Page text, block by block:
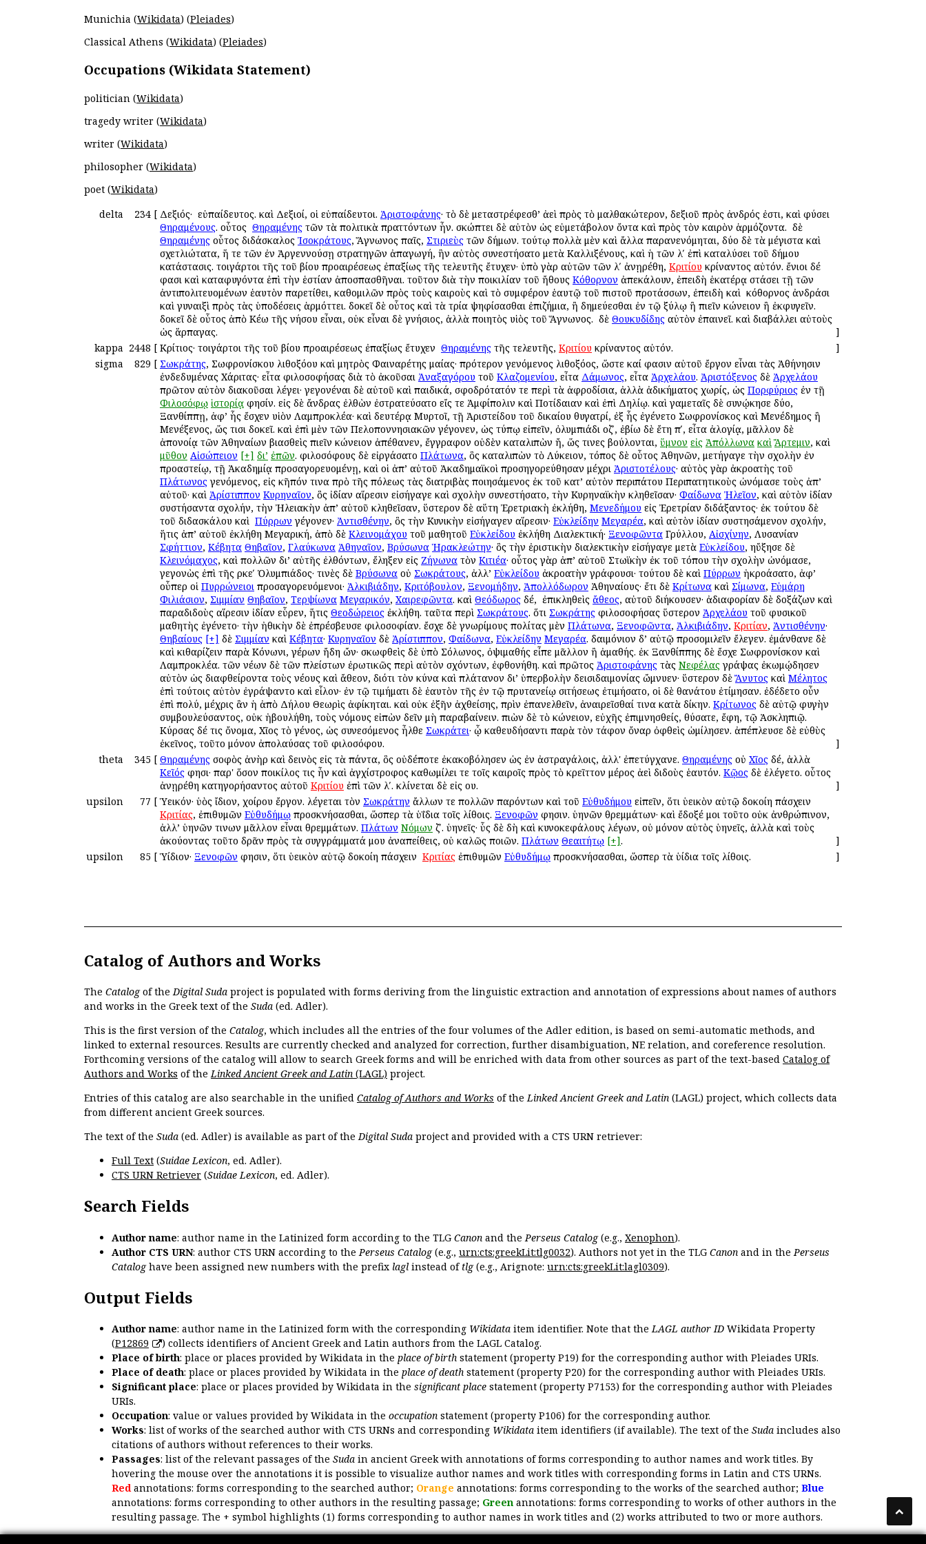
Munichia (Wikidata) (Pleiades)
Classical Athens (Wikidata) (Pleiades)
Occupations (Wikidata Statement)
politician (Wikidata)
tragedy writer (Wikidata)
writer (Wikidata)
philosopher (Wikidata)
poet (Wikidata)
delta
234 [ Δεξιός· ὁ εὐπαίδευτος. καὶ Δεξιοί, οἱ εὐπαίδευτοι. Ἀριστοφάνης· τὸ δὲ μεταστρέφεσθ’ ἀεὶ πρὸς τὸ μαλθακώτερον, δεξιοῦ πρὸς ἀνδρός ἐστι, καὶ φύσει
Θηραμένους. οὗτος ὁ Θηραμένης τῶν τὰ πολιτικὰ πραττόντων ἦν. σκώπτει δὲ αὐτὸν ὡς εὐμετάβολον ὄντα καὶ πρὸς τὸν καιρὸν ἁρμόζοντα. ὁ δὲ
Θηραμένης οὗτος διδάσκαλος Ἰσοκράτους, Ἅγνωνος παῖς, Στιριεὺς τῶν δήμων. τούτῳ πολλὰ μὲν καὶ ἄλλα παρανενόμηται, δύο δὲ τὰ μέγιστα καὶ
σχετλιώτατα, ἥ τε τῶν ἐν Ἀργεννούσῃ στρατηγῶν ἀπαγωγή, ἣν αὐτὸς συνεστήσατο μετὰ Καλλιξένους, καὶ ἡ τῶν λʹ ἐπὶ καταλύσει τοῦ δήμου
κατάστασις. τοιγάρτοι τῆς τοῦ βίου προαιρέσεως ἐπαξίως τῆς τελευτῆς ἔτυχεν· ὑπὸ γὰρ αὐτῶν τῶν λʹ ἀνῃρέθη, Κριτίου κρίναντος αὐτόν. ἔνιοι δέ
φασι καὶ καταφυγόντα ἐπὶ τὴν ἑστίαν ἀποσπασθῆναι. τοῦτον διὰ τὴν ποικιλίαν τοῦ ἤθους Κόθορνον ἀπεκάλουν, ἐπειδὴ ἑκατέρᾳ στάσει τῇ τῶν
ἀντιπολιτευομένων ἑαυτὸν παρετίθει, καθομιλῶν πρὸς τοὺς καιροὺς καὶ τὸ συμφέρον ἑαυτῷ τοῦ πιστοῦ προτάσσων, ἐπειδὴ καὶ ὁ κόθορνος ἀνδράσι
καὶ γυναιξὶ πρὸς τὰς ὑποδέσεις ἁρμόττει. δοκεῖ δὲ οὗτος καὶ τὰ τρία ψηφίσασθαι ἐπιζήμια, ἢ δημεύεσθαι ἐν τῷ ξύλῳ ἢ πιεῖν κώνειον ἢ ἐκφυγεῖν.
δοκεῖ δὲ οὗτος ἀπὸ Κέω τῆς νήσου εἶναι, οὐκ εἶναι δὲ γνήσιος, ἀλλὰ ποιητὸς υἱὸς τοῦ Ἅγνωνος. ὁ δὲ Θουκυδίδης αὐτὸν ἐπαινεῖ. καὶ διαβάλλει αὐτοὺς
ὡς ἅρπαγας.
]
kappa 2448 [ Κρίτιος· τοιγάρτοι τῆς τοῦ βίου προαιρέσεως ἐπαξίως ἔτυχεν ὁ Θηραμένης τῆς τελευτῆς, Κριτίου κρίναντος αὐτόν.
]
sigma
829 [ Σωκράτης, Σωφρονίσκου λιθοξόου καὶ μητρὸς Φαιναρέτης μαίας· πρότερον γενόμενος λιθοξόος, ὥστε καί φασιν αὐτοῦ ἔργον εἶναι τὰς Ἀθήνησιν
ἐνδεδυμένας Χάριτας· εἶτα φιλοσοφήσας διὰ τὸ ἀκοῦσαι Ἀναξαγόρου τοῦ Κλαζομενίου, εἶτα Δάμωνος, εἶτα Ἀρχελάου. Ἀριστόξενος δὲ Ἀρχελάου
πρῶτον αὐτὸν διακοῦσαι λέγει· γεγονέναι δὲ αὐτοῦ καὶ παιδικά, σφοδρότατόν τε περὶ τὰ ἀφροδίσια, ἀλλὰ ἀδικήματος χωρίς, ὡς Πορφύριος ἐν τῇ
Φιλοσόφῳ ἱστορίᾳ φησίν. εἰς δὲ ἄνδρας ἐλθὼν ἐστρατεύσατο εἴς τε Ἀμφίπολιν καὶ Ποτίδαιαν καὶ ἐπὶ Δηλίῳ. καὶ γαμεταῖς δὲ συνῴκησε δύο,
Ξανθίππῃ, ἀφ’ ἧς ἔσχεν υἱὸν Λαμπροκλέα· καὶ δευτέρᾳ Μυρτοῖ, τῇ Ἀριστείδου τοῦ δικαίου θυγατρί, ἐξ ἧς ἐγένετο Σωφρονίσκος καὶ Μενέδημος ἢ
Μενέξενος, ὥς τισι δοκεῖ. καὶ ἐπὶ μὲν τῶν Πελοποννησιακῶν γέγονεν, ὡς τύπῳ εἰπεῖν, ὀλυμπιάδι οζʹ, ἐβίω δὲ ἔτη πʹ, εἶτα ἀλογίᾳ, μᾶλλον δὲ
ἀπονοίᾳ τῶν Ἀθηναίων βιασθεὶς πιεῖν κώνειον ἀπέθανεν, ἔγγραφον οὐδὲν καταλιπὼν ἤ, ὥς τινες βούλονται, ὕμνον εἰς Ἀπόλλωνα καὶ Ἄρτεμιν, καὶ
μῦθον Αἰσώπειον [+] δι’ ἐπῶν. φιλοσόφους δὲ εἰργάσατο Πλάτωνα, ὃς καταλιπὼν τὸ Λύκειον, τόπος δὲ οὗτος Ἀθηνῶν, μετήγαγε τὴν σχολὴν ἐν
προαστείῳ, τῇ Ἀκαδημίᾳ προσαγορευομένῃ, καὶ οἱ ἀπ’ αὐτοῦ Ἀκαδημαϊκοὶ προσηγορεύθησαν μέχρι Ἀριστοτέλους· αὐτὸς γὰρ ἀκροατὴς τοῦ
Πλάτωνοςγενόμενος, εἰς κῆπόν τινα πρὸ τῆς πόλεως τὰς διατριβὰς ποιησάμενος ἐκ τοῦ κατ’ αὐτὸν περιπάτου Περιπατητικοὺς ὠνόμασε τοὺς ἀπ’
αὐτοῦ· καὶ Ἀρίστιππον Κυρηναῖον, ὃς ἰδίαν αἵρεσιν εἰσήγαγε καὶ σχολὴν συνεστήσατο, τὴν Κυρηναϊκὴν κληθεῖσαν· Φαίδωνα Ἠλεῖον, καὶ αὐτὸν ἰδίαν
συστήσαντα σχολήν, τὴν Ἠλειακὴν ἀπ’ αὐτοῦ κληθεῖσαν, ὕστερον δὲ αὕτη Ἐρετριακὴ ἐκλήθη, Μενεδήμου εἰς Ἐρετρίαν διδάξαντος· ἐκ τούτου δὲ
τοῦ διδασκάλου καὶ ὁ Πύρρων γέγονεν· Ἀντισθένην, ὃς τὴν Κυνικὴν εἰσήγαγεν αἵρεσιν· Εὐκλείδην Μεγαρέα, καὶ αὐτὸν ἰδίαν συστησάμενον σχολήν,
ἥτις ἀπ’ αὐτοῦ ἐκλήθη Μεγαρική, ἀπὸ δὲ Κλεινομάχου τοῦ μαθητοῦ Εὐκλείδου ἐκλήθη Διαλεκτική· Ξενοφῶντα Γρύλλου, Αἰσχίνην, Λυσανίαν
Σφήττιον, Κέβητα Θηβαῖον, Γλαύκωνα Ἀθηναῖον, Βρύσωνα Ἡρακλεώτην· ὃς τὴν ἐριστικὴν διαλεκτικὴν εἰσήγαγε μετὰ Εὐκλείδου, ηὔξησε δὲ
Κλεινόμαχος, καὶ πολλῶν δι’ αὐτῆς ἐλθόντων, ἔληξεν εἰς Ζήνωνα τὸν Κιτιέα· οὗτος γὰρ ἀπ’ αὐτοῦ Στωϊκὴν ἐκ τοῦ τόπου τὴν σχολὴν ὠνόμασε,
γεγονὼς ἐπὶ τῆς ρκεʹ Ὀλυμπιάδος· τινὲς δὲ Βρύσωνα οὐ Σωκράτους, ἀλλ’ Εὐκλείδου ἀκροατὴν γράφουσι· τούτου δὲ καὶ Πύρρων ἠκροάσατο, ἀφ’
οὗπερ οἱ Πυρρώνειοι προσαγορευόμενοι· Ἀλκιβιάδην, Κριτόβουλον, Ξενομήδην, Ἀπολλόδωρον Ἀθηναίους· ἔτι δὲ Κρίτωνα καὶ Σίμωνα, Εὐμάρη
Φιλιάσιον, Σιμμίαν Θηβαῖον, Τερψίωνα Μεγαρικόν, Χαιρεφῶντα. καὶ Θεόδωρος δέ, ὁ ἐπικληθεὶς ἄθεος, αὐτοῦ διήκουσεν· ἀδιαφορίαν δὲ δοξάζων καὶ
παραδιδοὺς αἵρεσιν ἰδίαν εὗρεν, ἥτις Θεοδώρειος ἐκλήθη. ταῦτα περὶ Σωκράτους. ὅτι Σωκράτης φιλοσοφήσας ὕστερον Ἀρχελάου τοῦ φυσικοῦ
μαθητὴς ἐγένετο· τὴν ἠθικὴν δὲ ἐπρέσβευσε φιλοσοφίαν. ἔσχε δὲ γνωρίμους πολίτας μὲν Πλάτωνα, Ξενοφῶντα, Ἀλκιβιάδην, Κριτίαν, Ἀντισθένην·
Θηβαίους [+] δὲ Σιμμίαν καὶ Κέβητα· Κυρηναῖον δὲ Ἀρίστιππον, Φαίδωνα, Εὐκλείδην Μεγαρέα. δαιμόνιον δ’ αὐτῷ προσομιλεῖν ἔλεγεν. ἐμάνθανε δὲ
καὶ κιθαρίζειν παρὰ Κόνωνι, γέρων ἤδη ὤν· σκωφθεὶς δὲ ὑπὸ Σόλωνος, ὀψιμαθής εἶπε μᾶλλον ἢ ἀμαθής. ἐκ Ξανθίππης δὲ ἔσχε Σωφρονίσκον καὶ
Λαμπροκλέα. τῶν νέων δὲ τῶν πλείστων ἐρωτικῶς περὶ αὐτὸν σχόντων, ἐφθονήθη. καὶ πρῶτος Ἀριστοφάνης τὰς Νεφέλαςγράψας ἐκωμῴδησεν
αὐτὸν ὡς διαφθείροντα τοὺς νέους καὶ ἄθεον, διότι τὸν κύνα καὶ πλάτανον δι’ ὑπερβολὴν δεισιδαιμονίας ὤμνυεν· ὕστερον δὲἌνυτος καὶ Μέλητος
ἐπὶ τούτοις αὐτὸν ἐγράψαντο καὶ εἷλον· ἐν τῷ τιμήματι δὲ ἑαυτὸν τῆς ἐν τῷ πρυτανείῳ σιτήσεως ἐτιμήσατο, οἱ δὲ θανάτου ἐτίμησαν. ἐδέδετο οὖν
ἐπὶ πολύ, μέχρις ἂν ἡ ἀπὸ Δήλου Θεωρὶς ἀφίκηται. καὶ οὐκ ἐξῆν ἀχθείσης, πρὶν ἐπανελθεῖν, ἀναιρεῖσθαί τινα κατὰ δίκην. Κρίτωνος δὲ αὐτῷ φυγὴν
συμβουλεύσαντος, οὐκ ἠβουλήθη, τοὺς νόμους εἰπὼν δεῖν μὴ παραβαίνειν. πιὼν δὲ τὸ κώνειον, εὐχῆς ἐπιμνησθείς, θύσατε, ἔφη, τῷ Ἀσκληπιῷ.
Κύρσας δέ τις ὄνομα, Χῖος τὸ γένος, ὡς συνεσόμενος ἦλθε Σωκράτει· ᾧ καθευδήσαντι παρὰ τὸν τάφον ὄναρ ὀφθεὶς ὡμίλησεν. ἀπέπλευσε δὲ εὐθὺς
ἐκεῖνος, τοῦτο μόνον ἀπολαύσας τοῦ φιλοσόφου.
]
theta
345 [ Θηραμένης σοφὸς ἀνὴρ καὶ δεινὸς εἰς τὰ πάντα, ὃς οὐδέποτε ἐκακοβόλησεν ὡς ἐν ἀστραγάλοις, ἀλλ' ἐπετύγχανε. Θηραμένης οὐ Χῖος δέ, ἀλλὰ
Κεῖός φησι· παρ' ὅσον ποικίλος τις ἦν καὶ ἀγχίστροφος καθωμίλει τε τοῖς καιροῖς πρὸς τὸ κρεῖττον μέρος ἀεὶ διδοὺς ἑαυτόν. Κῷος δὲ ἐλέγετο. οὗτος
ἀνῃρέθη κατηγορήσαντος αὐτοῦ Κριτίου ἐπὶ τῶν λʹ. κλίνεται δὲ εἰς ου.
]
upsilon
77 [ Ὑεικόν· ὑὸς ἴδιον, χοίρου ἔργον. λέγεται τὸν Σωκράτην ἄλλων τε πολλῶν παρόντων καὶ τοῦ Εὐθυδήμου εἰπεῖν, ὅτι ὑεικὸν αὐτῷ δοκοίη πάσχειν ὁ
Κριτίας, ἐπιθυμῶν Εὐθυδήμῳ προσκνήσασθαι, ὥσπερ τὰ ὑΐδια τοῖς λίθοις. Ξενοφῶν φησιν. ὑηνῶν θρεμμάτων· καὶ ἔδοξέ μοι τοῦτο οὐκ ἀνθρώπινον,
ἀλλ’ ὑηνῶν τινων μᾶλλον εἶναι θρεμμάτων. Πλάτων Νόμων ζʹ. ὑηνεῖς· ὗς δὲ δὴ καὶ κυνοκεφάλους λέγων, οὐ μόνον αὐτὸς ὑηνεῖς, ἀλλὰ καὶ τοὺς
ἀκούοντας τοῦτο δρᾶν πρὸς τὰ συγγράμματά μου ἀναπείθεις, οὐ καλῶς ποιῶν. Πλάτων Θεαιτήτῳ [+].
]
upsilon
85 [ Ὑίδιον· Ξενοφῶν φησιν, ὅτι ὑεικὸν αὐτῷ δοκοίη πάσχειν ὁ Κριτίας ἐπιθυμῶν Εὐθυδήμῳ προσκνήσασθαι, ὥσπερ τὰ ὑίδια τοῖς λίθοις. ]
Catalog of Authors and Works
The Catalogof theDigital Suda project is populated with forms deriving from the linguistic extraction and annotation of expressions about names of authors
and works in the Greek text of the Suda (ed. Adler).
This is the first version of the Catalog, which includes all the entries of the four volumes of the Adler edition, is based on semi-automatic methods, and
linked to external resources. Results are currently checked and analyzed for correction, further disambiguation, NE relation, and coreference resolution.
Forthcoming versions of the catalog will allow to search Greek forms and will be enriched with data from other sources as part of the text-based Catalog of
Authors and Works of theLinked Ancient Greek and Latin (LAGL) project.
Entries of this catalog are also searchable in the unified Catalog of Authors and Works of theLinked Ancient Greek and Latin (LAGL) project, which collects data
from different ancient Greek sources.
The text of the Suda (ed. Adler) is available as part of theDigital Suda project and provided with a CTS URN retriever:
Full Text (Suidae Lexicon, ed. Adler).
CTS URN Retriever (Suidae Lexicon, ed. Adler).
Search Fields
Author name: author name in the Latinized form according to the TLG Canon and the Perseus Catalog(e.g., Xenophon).
Author CTS URN: author CTS URN according to the Perseus Catalog(e.g., urn:cts:greekLit:tlg0032). Authors not yet in the TLG Canon and in the Perseus
Cataloghave been assigned new numbers with the prefix lagl instead of tlg(e.g., Arignote: urn:cts:greekLit:lagl0309).
Output Fields
Author name: author name in the Latinized form with the corresponding Wikidata item identifier. Note that theLAGL author ID Wikidata Property
(P12869
) collects identifiers of Ancient Greek and Latin authors from the LAGL Catalog.
Place of birth: place or places provided by Wikidata in the place of birth statement (property P19) for the corresponding author with Pleiades URIs.
Place of death: place or places provided by Wikidata in the place of death statement (property P20) for the corresponding author with Pleiades URIs.
Significant place: place or places provided by Wikidata in the significant place statement (property P7153) for the corresponding author with Pleiades
URIs.
Occupation: value or values provided by Wikidata in the occupation statement (property P106) for the corresponding author.
Works: list of works of the searched author with CTS URNs and corresponding Wikidata item identifiers (if available). The text of the Suda includes also
citations of authors without references to their works.
Passages: list of the relevant passages of the Suda in ancient Greek with annotations of forms corresponding to author names and work titles. By
hovering the mouse over the annotations it is possible to visualize author names and work titles with corresponding forms in Latin and CTS URNs.
Redannotations: forms corresponding to the searched author; Orange annotations: forms corresponding to the works of the searched author; Blue
annotations: forms corresponding to other authors in the resulting passage; Green annotations: forms corresponding to works of other authors in the
resulting passage. The + symbol highlights (1) forms corresponding to author names in work titles and (2) works attributed to two or more authors.